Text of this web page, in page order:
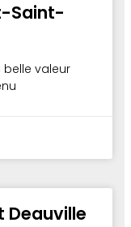
Saint-
belle valeur
Deauville